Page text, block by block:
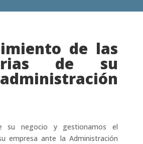
de las
de su
su negocio y gestionamos el
empresa ante la Administración